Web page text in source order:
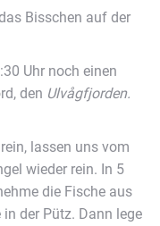
Bisschen auf der
Uhr noch einen
den Ulvågfjorden.
lassen uns vom
wieder rein. In 5
die Fische aus
der Pütz. Dann lege